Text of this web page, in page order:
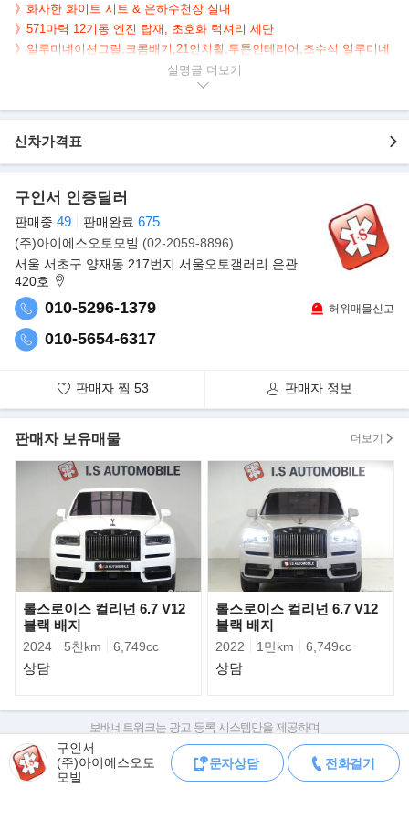
》화사한 화이트 시트 & 은하수천장 실내
》571마력 12기통 엔진 탑재, 초호화 럭셔리 세단
》일루미네이션그릴,크롬배기,21인치휠,투톤인테리어,조수석 일루미네
이션 페시아&비스포크 시계, 후석엔터엔&
이블,전동커튼 등 풍부한 옵션 (추가옵션 금액 1억6천5백 / 출고가 6억3
천6백)
》수출가능 / 계산서 100% / 제작 20년12월
▶
본 차량상태..
- 정식출고
- 무사고운행
- 53,500km 실주행
- 연식대비 짧은주행
- 깔끔하게 관리된 실내/외
- 고품격 블랙바디 + 화이트시트
- 은은한 스타라이트 헤드라이너
설명글
신차가격표
구인서 인증딜러
판매중 49 판매완료 675
(주)아이에스오토모빌 (02-2059-8896)
서울 서초구 양재동 217번지 서울오토갤러리 은관
420호
010-5296-1379
010-5654-6317
허위매물신고
판매자 찜 53 판매자 정보
판매자 보유매물 더보기
롤스로이스 컬리넌 6.7 V12
블랙 배지
2024 5천km 6,749cc
상담
롤스로이스 컬리넌 6.7 V12
블랙 배지
2022 1만km 6,749cc
상담
구인서
(주)아이에스오토
모빌
문자상담 전화걸기
보배네트워크는 광고 등록 시스템만을 제공하며
판매자가 직접 등록한 내용에 대한 모든 책임은 판매자에게 있습니다.
차량 구매 시 차량등록증, 성능점검기록부, 실제 차량 상태,
차대번호 조회로 직접 정보를 확인하세요.